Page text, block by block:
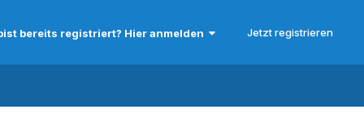
bereits registriert? Hier anmelden Jetzt registrieren